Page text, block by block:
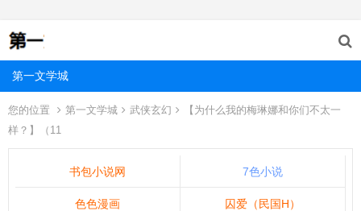
第一文学城
您的位置 第一文学城 武侠玄幻
【为什么我的梅琳娜和你们不太一
样？】（11
书包小说网 7色小说
色色漫画 囚爱（民国H）